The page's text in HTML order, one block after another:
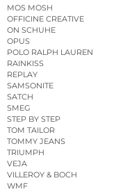
MOS MOSH
OFFICINE CREATIVE
ON SCHUHE
OPUS
POLO RALPH LAUREN
RAINKISS
REPLAY
SAMSONITE
SATCH
SMEG
STEP BY STEP
TOM TAILOR
TOMMY JEANS
TRIUMPH
VEJA
VILLEROY & BOCH
WMF